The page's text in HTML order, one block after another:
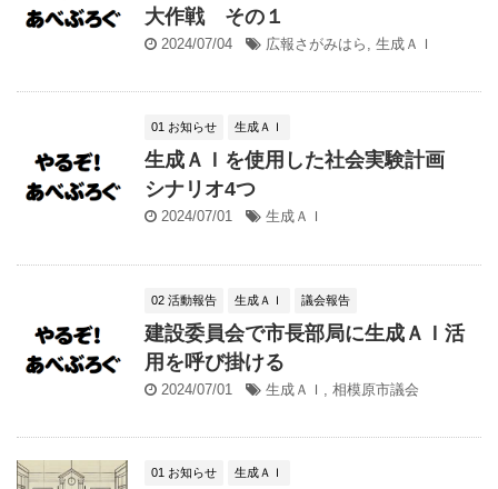
大作戦 その１
2024/07/04 広報さがみはら 生成ＡＩ
01 お知らせ 生成ＡＩ
生成ＡＩを使用した社会実験計画
シナリオ4つ
2024/07/01 生成ＡＩ
02 活動報告 生成ＡＩ 議会報告
建設委員会で市長部局に生成ＡＩ活
用を呼び掛ける
2024/07/01 生成ＡＩ 相模原市議会
01 お知らせ 生成ＡＩ